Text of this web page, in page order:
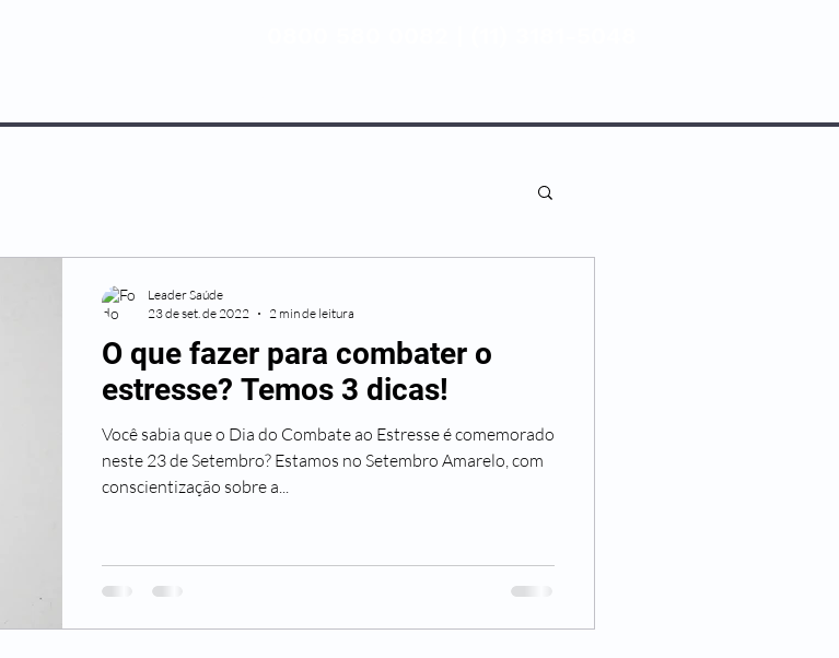
O que fazer para combater o
estresse? Temos 3 dicas!
Você sabia que o Dia do Combate ao Estresse é comemorado
neste 23 de Setembro? Estamos no Setembro Amarelo, com
conscientização sobre a...
Leader Saúde
23 de set. de 2022
2 min de leitura